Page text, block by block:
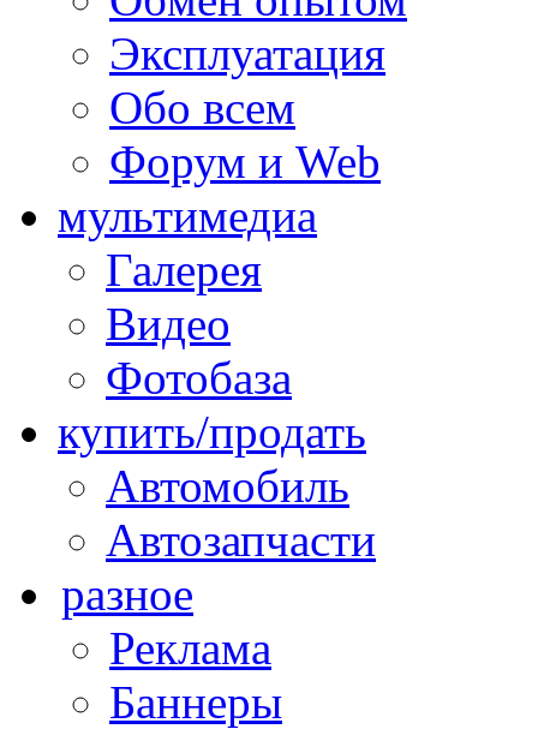
Эксплуатация
Обо всем
Форум и Web
мультимедиа
Галерея
Видео
Фотобаза
купить/продать
Автомобиль
Автозапчасти
разное
Реклама
Баннеры